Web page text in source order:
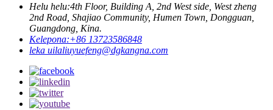
Helu helu:4th Floor, Building A, 2nd West side, West zheng
2nd Road, Shajiao Community, Humen Town, Dongguan,
Guangdong, Kina.
Kelepona:+86 13723586848
leka uilaliuyuefeng@dgkangna.com